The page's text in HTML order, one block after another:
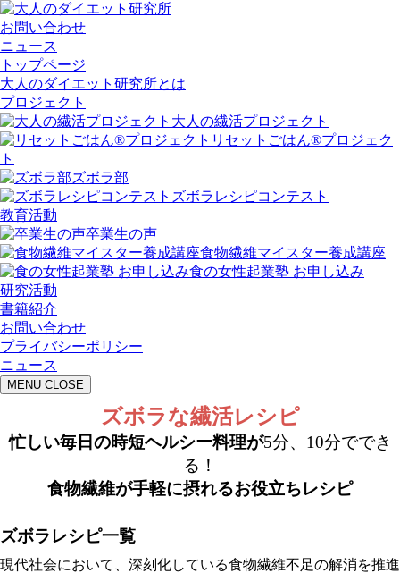
お問い合わせ
ニュース
トップページ
大人のダイエット研究所とは
プロジェクト
大人の繊活プロジェクト
リセットごはん®プロジェク
ト
ズボラ部
ズボラレシピコンテスト
教育活動
卒業生の声
食物繊維マイスター養成講座
食の女性起業塾 お申し込み
研究活動
書籍紹介
お問い合わせ
プライバシーポリシー
ニュース
MENU CLOSE
ズボラな繊活レシピ
忙しい毎日の時短ヘルシー料理が5分、10分ででき
る！
食物繊維が手軽に摂れるお役立ちレシピ
ズボラレシピ一覧
現代社会において、深刻化している食物繊維不足の解消を推進